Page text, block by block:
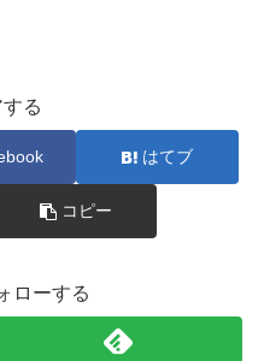
る
はてブ
コピー
ローする